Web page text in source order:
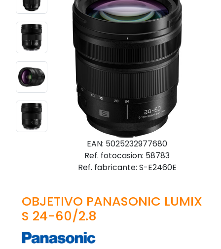
EAN: 5025232977680
Ref. fotocasion: 58783
Ref. fabricante: S-E2460E
OBJETIVO PANASONIC LUMIX
S 24-60/2.8